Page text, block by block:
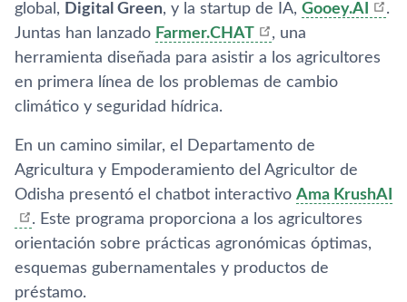
global, Digital Green, y la startup de IA, Gooey.AI
.
Juntas han lanzado Farmer.CHAT
, una
herramienta diseñada para asistir a los agricultores
en primera línea de los problemas de cambio
climático y seguridad hídrica.
En un camino similar, el Departamento de
Agricultura y Empoderamiento del Agricultor de
Odisha presentó el chatbot interactivo Ama KrushAI
. Este programa proporciona a los agricultores
orientación sobre prácticas agronómicas óptimas,
esquemas gubernamentales y productos de
préstamo.